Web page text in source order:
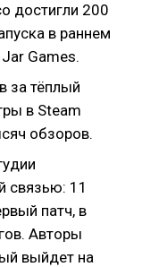
достигли 200
в раннем
Games.
за тёплый
в Steam
обзоров.
связью: 11
патч, в
Авторы
выйдет на